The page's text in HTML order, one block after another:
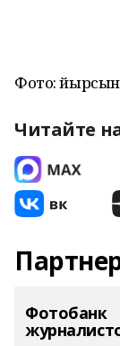
Фото:
Читайте
Фотобанк